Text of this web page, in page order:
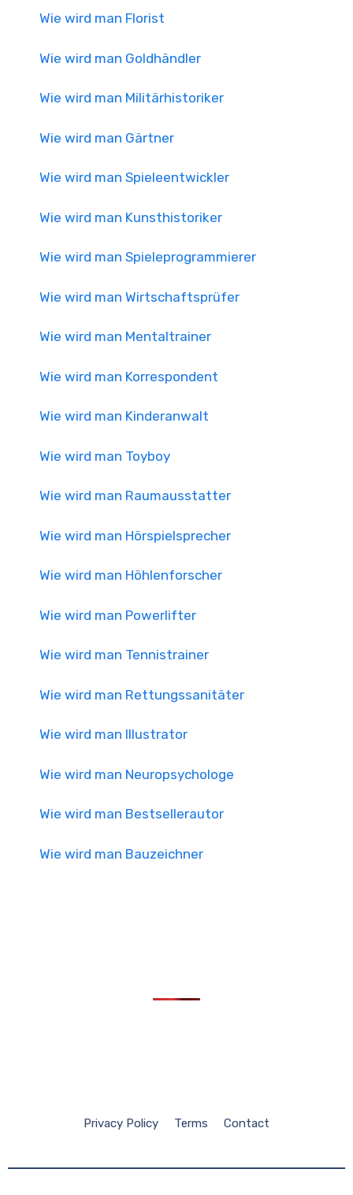
Wie wird man Florist
Wie wird man Goldhändler
Wie wird man Militärhistoriker
Wie wird man Gärtner
Wie wird man Spieleentwickler
Wie wird man Kunsthistoriker
Wie wird man Spieleprogrammierer
Wie wird man Wirtschaftsprüfer
Wie wird man Mentaltrainer
Wie wird man Korrespondent
Wie wird man Kinderanwalt
Wie wird man Toyboy
Wie wird man Raumausstatter
Wie wird man Hörspielsprecher
Wie wird man Höhlenforscher
Wie wird man Powerlifter
Wie wird man Tennistrainer
Wie wird man Rettungssanitäter
Wie wird man Illustrator
Wie wird man Neuropsychologe
Wie wird man Bestsellerautor
Wie wird man Bauzeichner
Privacy Policy Terms Contact